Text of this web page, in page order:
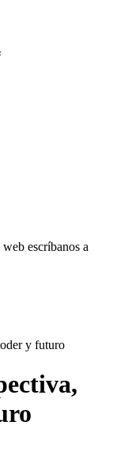
escríbanos a
y futuro